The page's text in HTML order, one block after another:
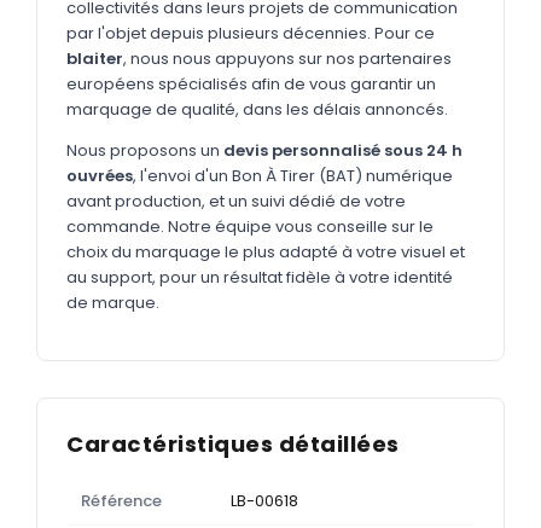
Sweatshirts
GOODIES
Catalogue complet Nouveau
Bureau & écriture
Sacs & voyages
Verres & déjeuner
Technologie
collectivités dans leurs projets de communication
par l'objet depuis plusieurs décennies. Pour ce
blaiter, nous nous appuyons sur nos partenaires
européens spécialisés afin de vous garantir un
marquage de qualité, dans les délais annoncés.
Nous proposons un devis personnalisé sous 24 h
ouvrées, l'envoi d'un Bon À Tirer (BAT) numérique
avant production, et un suivi dédié de votre
commande. Notre équipe vous conseille sur le
choix du marquage le plus adapté à votre visuel et
au support, pour un résultat fidèle à votre identité
de marque.
Caractéristiques détaillées
Référence LB-00618